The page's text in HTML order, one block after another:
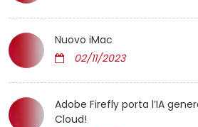
Nuovo iMac
02/11/2023
Adobe Firefly porta l’IA
Cloud!